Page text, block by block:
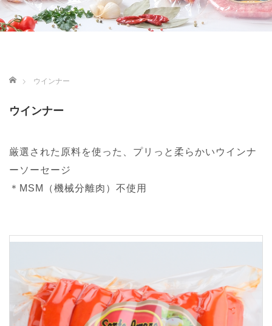
ホーム ウインナー
ウインナー
厳選された原料を使った、プリっと柔らかいウインナ
ーソーセージ
＊MSM（機械分離肉）不使用